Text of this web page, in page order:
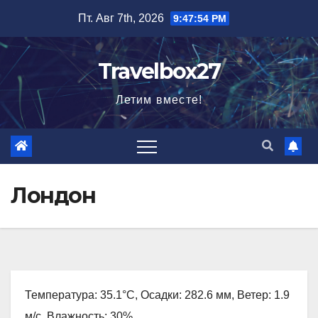
содержимому
Пт. Авг 7th, 2026 9:47:55 PM
Travelbox27
Летим вместе!
Лондон
Температура: 35.1°C, Осадки: 282.6 мм, Ветер: 1.9